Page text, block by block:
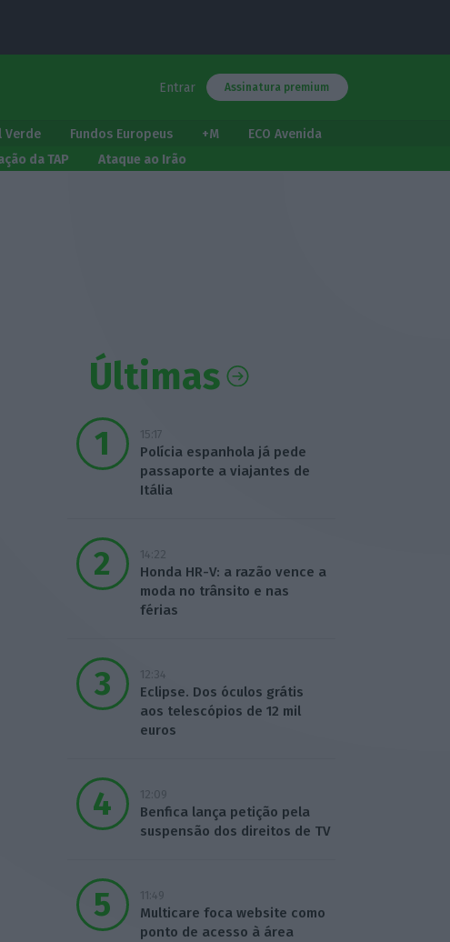
Entrar Assinatura premium
Verde Fundos Europeus +M
ECO Avenida
da TAP Ataque ao Irão
Últimas
15:17
Polícia espanhola já pede
passaporte a viajantes de
Itália
14:22
Honda HR-V: a razão vence a
moda no trânsito e nas
férias
12:34
Eclipse. Dos óculos grátis
aos telescópios de 12 mil
euros
12:09
Benfica lança petição pela
suspensão dos direitos de TV
11:49
Multicare foca website como
ponto de acesso à área